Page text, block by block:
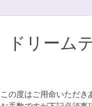
ドリーム
この度はご用命いただき